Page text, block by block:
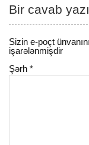
Bir cavab
Sizin e-poçt
işarələnmişdir
Şərh*